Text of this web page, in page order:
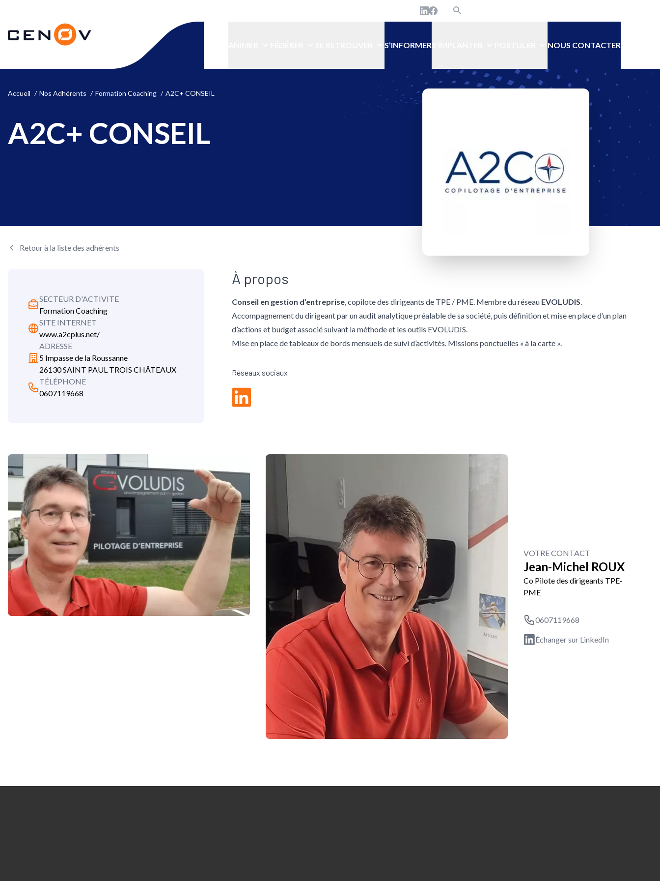
contenu
CENOV
Linkedin
LinkedinRecherche
S’INFORMER NOUS CONTACTER
Accueil Nos Adhérents Formation Coaching A2C+ CONSEIL
A2C+ CONSEIL
Retour à la liste des adhérents
SECTEUR D'ACTIVITE
Formation Coaching
SITE INTERNET
www.a2cplus.net/
ADRESSE
5 Impasse de la Roussanne
26130 SAINT PAUL TROIS CHÂTEAUX
TÉLÉPHONE
0607119668
À propos
Conseil en gestion d’entreprise, copilote des dirigeants de TPE / PME. Membre du réseau EVOLUDIS.
Accompagnement du dirigeant par un audit analytique préalable de sa société, puis définition et mise en place d’un plan
d’actions et budget associé suivant la méthode et les outils EVOLUDIS.
Mise en place de tableaux de bords mensuels de suivi d’activités. Missions ponctuelles « à la carte ».
Réseaux sociaux
Linkedin
VOTRE CONTACT
Jean-Michel ROUX
Co Pilote des dirigeants TPE-
PME
0607119668
Échanger sur LinkedIn